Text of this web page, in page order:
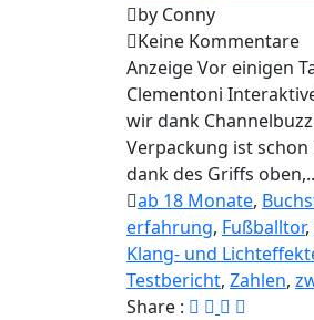
by Conny
Keine Kommentare
Anzeige Vor einigen
Clementoni
wir dank
Verpackung ist
dank des Griffs
ab 18 Monate,
erfahrung, Fußballtor,
Klang- und
Testbericht, Zahlen,
Share :